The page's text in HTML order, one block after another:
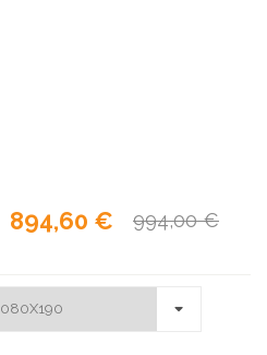
894,60 € 994,00 €